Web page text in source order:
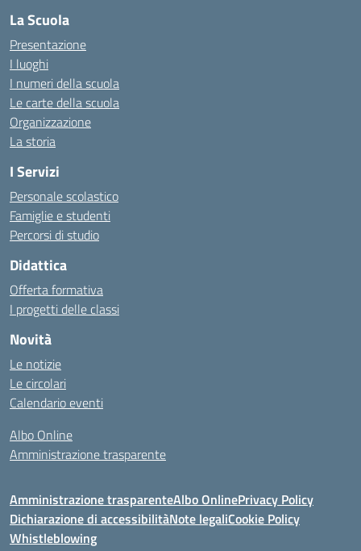
La Scuola
Presentazione
I luoghi
I numeri della scuola
Le carte della scuola
Organizzazione
La storia
I Servizi
Personale scolastico
Famiglie e studenti
Percorsi di studio
Didattica
Offerta formativa
I progetti delle classi
Novità
Le notizie
Le circolari
Calendario eventi
Albo Online
Amministrazione trasparente
Amministrazione trasparenteAlbo OnlinePrivacy Policy
Dichiarazione di accessibilitàNote legaliCookie Policy
Whistleblowing